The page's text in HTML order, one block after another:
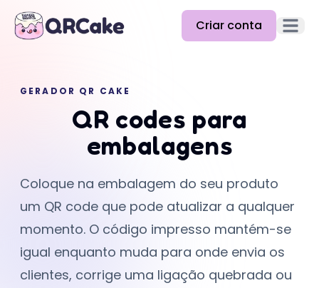
Criar conta Abrir
Preços
Ajuda
API
GERADOR QR CAKE
QR codes para
embalagens
Coloque na embalagem do seu produto
um QR code que pode atualizar a qualquer
momento. O código impresso mantém-se
igual enquanto muda para onde envia os
clientes, corrige uma ligação quebrada ou